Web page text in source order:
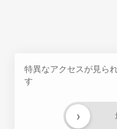
特異なアクセスが見ら
す
›